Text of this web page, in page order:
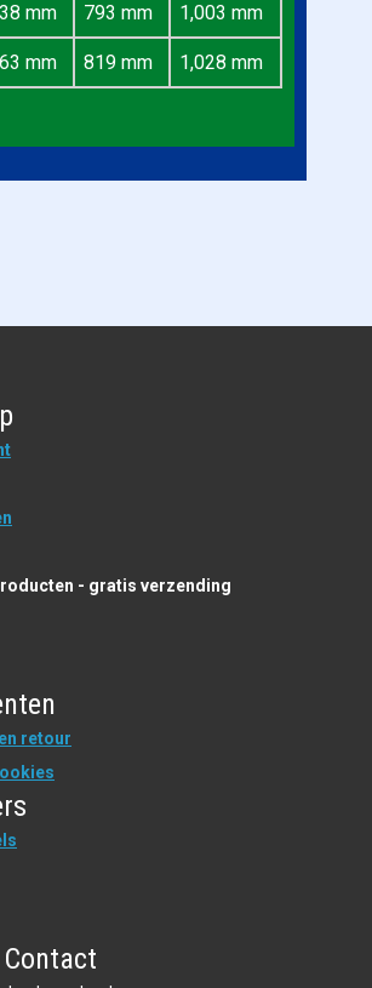
mm 793 mm 1,003 mm
mm 819 mm 1,028 mm
- gratis verzending
retour